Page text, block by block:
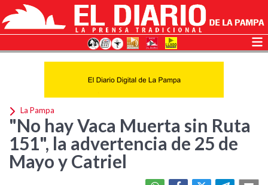
La Pampa
"No hay Vaca Muerta sin Ruta
151", la advertencia de 25 de
Mayo y Catriel